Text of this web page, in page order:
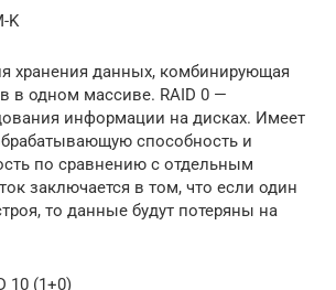
K
хранения данных, комбинирующая
в одном массиве. RAID 0 —
информации на дисках. Имеет
способность и
по сравнению с отдельным
заключается в том, что если один
то данные будут потеряны на
10 (1+0)